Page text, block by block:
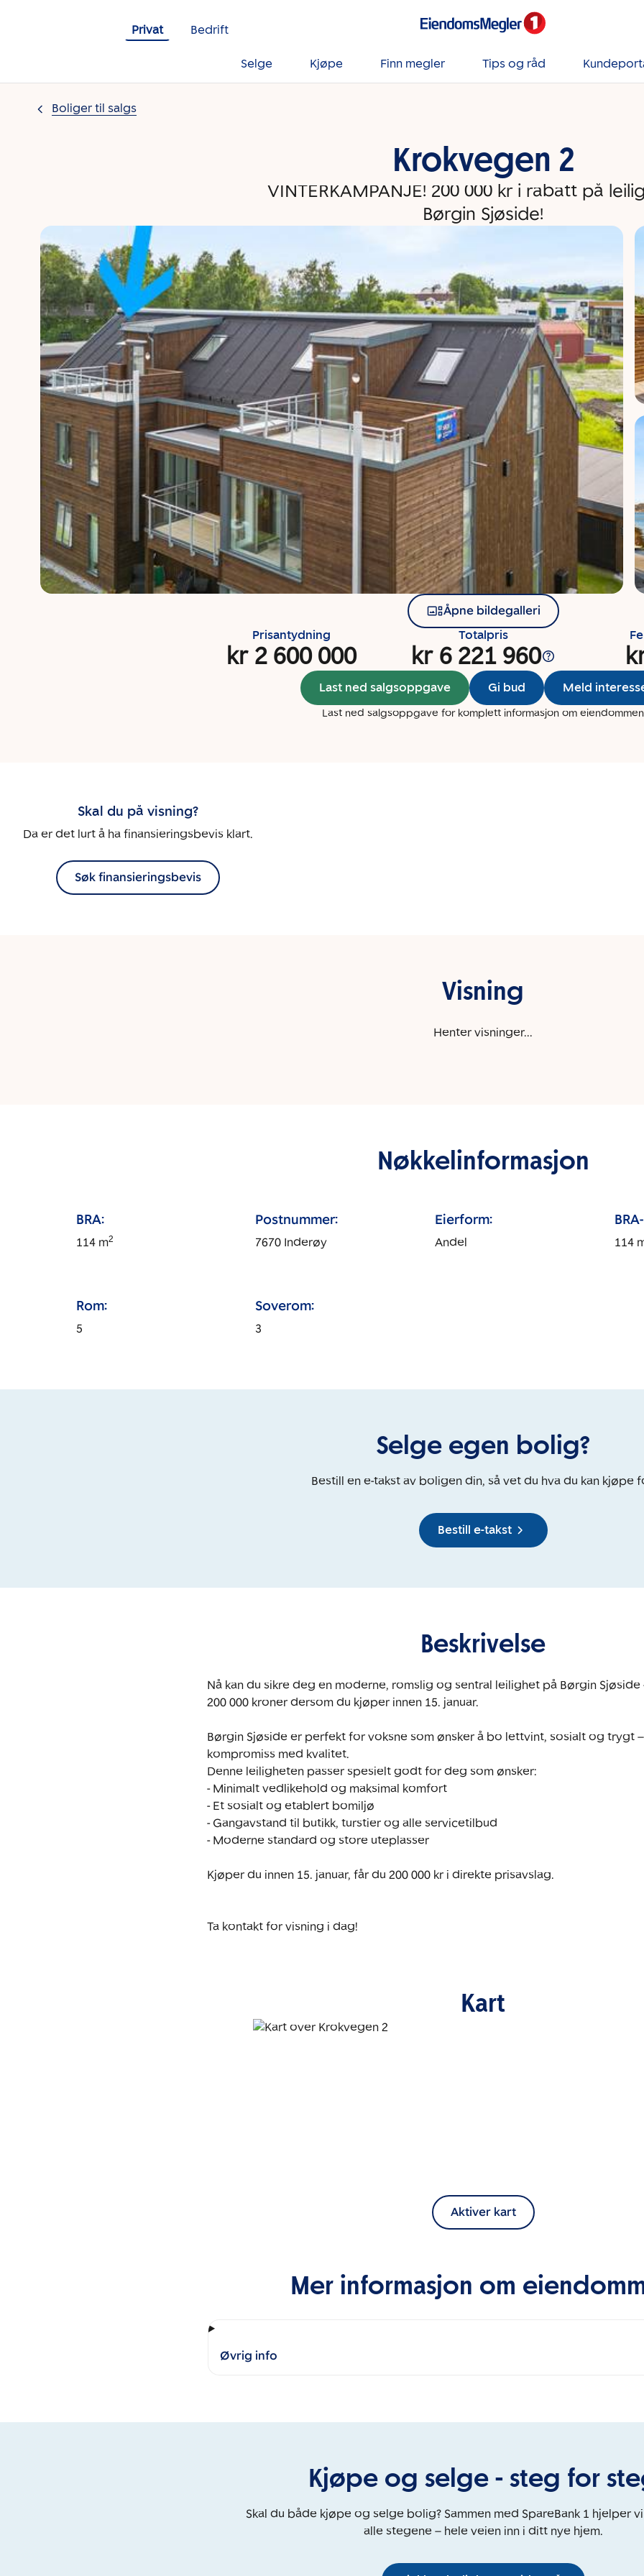
Privat
Bedrift
Selge Kjøpe Finn megler Tips og råd
Boliger til salgs
Krokvegen 2
VINTERKAMPANJE! 200 000 kr i rabatt på
Børgin Sjøside!
Åpne bildegalleri
Prisantydning
kr 2 600 000
Totalpris
kr 6 221 960
Last ned salgsoppgave Gi bud Meld
Last ned salgsoppgave for komplett informasjon om eiendommen
Skal du på visning?
Da er det lurt å ha finansieringsbevis klart.
Søk finansieringsbevis
Visning
Henter visninger...
Nøkkelinformasjon
BRA:
114m2
Postnummer:
7670 Inderøy
Eierform:
Andel 114
Rom:
5
Soverom:
3
Selge egen bolig?
Bestill en e-takst av boligen din, så vet du hva du kan kjøpe
Bestill e-takst
Beskrivelse
Nå kan du sikre deg en moderne, romslig og sentral leilighet på Børgin
200 000 kroner dersom du kjøper innen 15. januar.
Børgin Sjøside er perfekt for voksne som ønsker å bo lettvint, sosialt og trygt
kompromiss med kvalitet.
Denne leiligheten passer spesielt godt for deg som ønsker:
- Minimalt vedlikehold og maksimal komfort
- Et sosialt og etablert bomiljø
- Gangavstand til butikk, turstier og alle servicetilbud
- Moderne standard og store uteplasser
Kjøper du innen 15. januar, får du 200 000 kr i direkte prisavslag.
Ta kontakt for visning i dag!
Kart
Aktiver kart
Mer informasjon om
Øvrig info
Kjøpe og selge - steg for
Skal du både kjøpe og selge bolig? Sammen med SpareBank 1 hjelper
alle stegene – hele veien inn i ditt nye hjem.